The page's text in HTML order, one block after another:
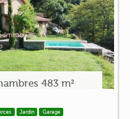
483 m²
Jardin Garage